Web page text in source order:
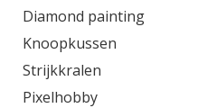
Diamond painting
Knoopkussen
Strijkkralen
Pixelhobby